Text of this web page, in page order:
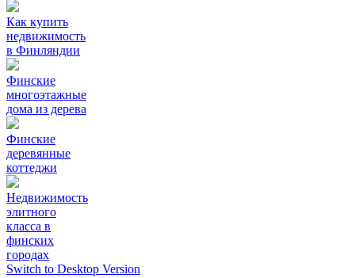
Как купить
недвижимость
в Финляндии
Финские
многоэтажные
дома из дерева
Финские
деревянные
коттеджи
Недвижимость
элитного
класса в
финских
городах
Switch to Desktop Version